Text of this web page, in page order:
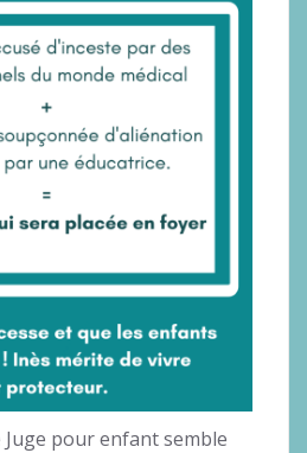
Juge pour enfant semble